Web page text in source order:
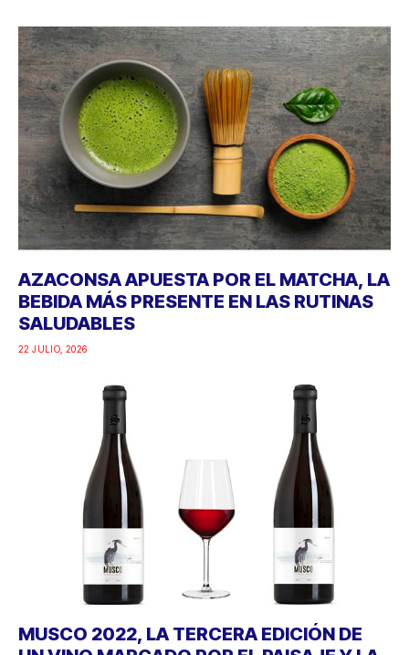
AZACONSA APUESTA POR EL MATCHA, LA
BEBIDA MÁS PRESENTE EN LAS RUTINAS
SALUDABLES
22 JULIO, 2026
MUSCO 2022, LA TERCERA EDICIÓN DE